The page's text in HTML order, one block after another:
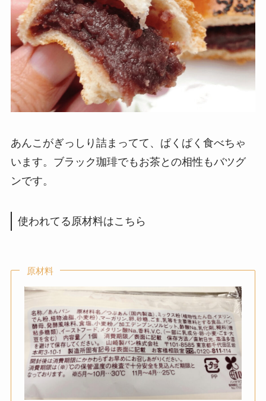
あんこがぎっしり詰まってて、ぱくぱく食べちゃ
います。ブラック珈琲でもお茶との相性もバツグ
ンです。
使われてる原材料はこちら
原材料